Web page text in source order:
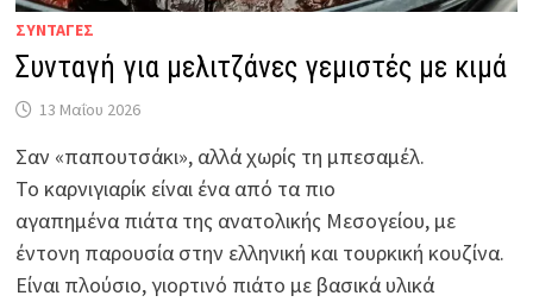
ΣΥΝΤΑΓΕΣ
Συνταγή για μελιτζάνες γεμιστές με κιμά
13 Μαΐου 2026
Σαν «παπουτσάκι», αλλά χωρίς τη μπεσαμέλ.
Το καρνιγιαρίκ είναι ένα από τα πιο
αγαπημένα πιάτα της ανατολικής Μεσογείου, με
έντονη παρουσία στην ελληνική και τουρκική κουζίνα.
Είναι πλούσιο, γιορτινό πιάτο με βασικά υλικά